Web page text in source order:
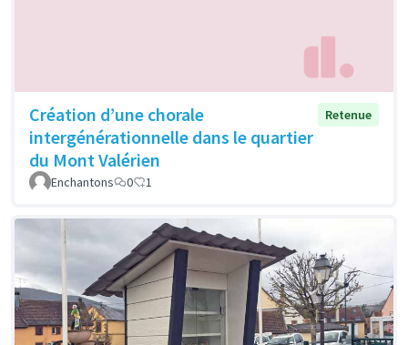
Création d’une chorale
intergénérationnelle dans le quartier
du Mont Valérien
Retenue
Enchantons 0 1